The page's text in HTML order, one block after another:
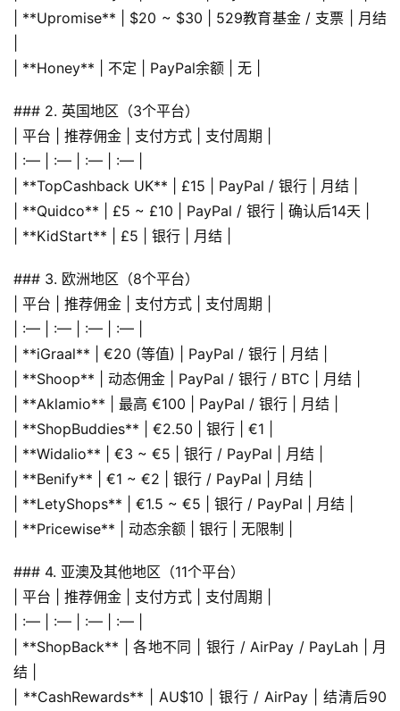
| **Upromise** | $20 ~ $30 | 529教育基金 / 支票 | 月结
| **Honey** | 不定 | PayPal余额 | 无 |
### 2. 英国地区（3个平台）
| 平台 | 推荐佣金 | 支付方式 | 支付周期 |
| :— | :— | :— | :— |
| **TopCashback UK** | £15 | PayPal / 银行 | 月结 |
| **Quidco** | £5 ~ £10 | PayPal / 银行 | 确认后14天 |
| **KidStart** | £5 | 银行 | 月结 |
### 3. 欧洲地区（8个平台）
| 平台 | 推荐佣金 | 支付方式 | 支付周期 |
| :— | :— | :— | :— |
| **iGraal** | €20 (等值) | PayPal / 银行 | 月结 |
| **Shoop** | 动态佣金 | PayPal / 银行 / BTC | 月结 |
| **Aklamio** | 最高 €100 | PayPal / 银行 | 月结 |
| **ShopBuddies** | €2.50 | 银行 | €1 |
| **Widalio** | €3 ~ €5 | 银行 / PayPal | 月结 |
| **Benify** | €1 ~ €2 | 银行 / PayPal | 月结 |
| **LetyShops** | €1.5 ~ €5 | 银行 / PayPal | 月结 |
| **Pricewise** | 动态余额 | 银行 | 无限制 |
### 4. 亚澳及其他地区（11个平台）
| 平台 | 推荐佣金 | 支付方式 | 支付周期 |
| :— | :— | :— | :— |
| **ShopBack** | 各地不同 | 银行 / AirPay / PayLah | 月
结 |
| **CashRewards** | AU$10 | 银行 / AirPay | 结清后90